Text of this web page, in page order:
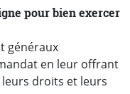
pour bien exercer
généraux
en leur offrant
droits et leurs